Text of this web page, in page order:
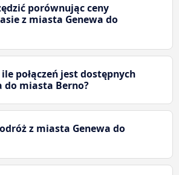
porównując ceny
z miasta Genewa do
połączeń jest dostępnych
do miasta Berno?
z miasta Genewa do